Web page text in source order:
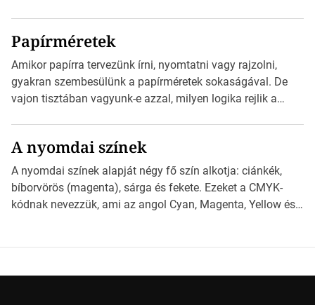
Illustratorban készült vektorgrafika. Minden esetben
konzultáljunk a nyomdával, mielőtt elkezdjük a nyomdai
előkészítést!Nehogy az elkészült munka után derüljön ki,
hogy valamit másképp kellett volna csinálni! […]
Papírméretek
Amikor papírra tervezünk írni, nyomtatni vagy rajzolni,
gyakran szembesülünk a papírméretek sokaságával. De
vajon tisztában vagyunk-e azzal, milyen logika rejlik a
a cikkben a papírméretek izgalmas világába kalauzolunk el
téged, hogy jobban megértsd, milyen szempontok alapján
érdemes választanod a jövőben. Bevezetés a
papírméretek világába A papírméretek […]
A nyomdai színek
A nyomdai színek alapját négy fő szín alkotja: ciánkék,
bíborvörös (magenta), sárga és fekete. Ezeket a CMYK-
kódnak nevezzük, ami az angol Cyan, Magenta, Yellow és